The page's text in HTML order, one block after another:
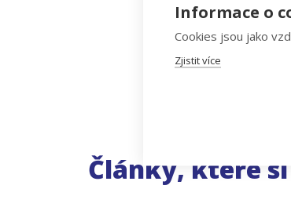
Články, které
Informace o
Cookies jsou jako
Zjistit více